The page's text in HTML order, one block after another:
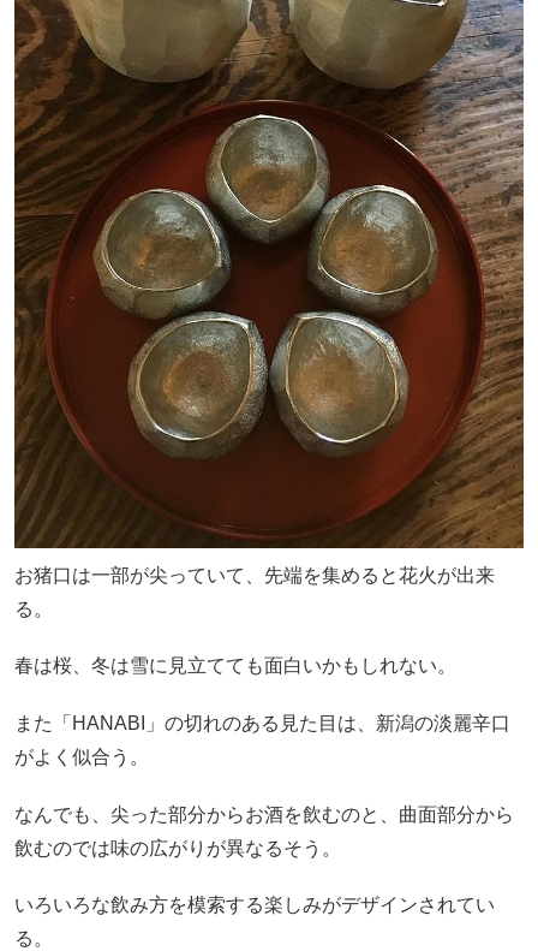
お猪口は一部が尖っていて、先端を集めると花火が出来
る。
春は桜、冬は雪に見立てても面白いかもしれない。
また「HANABI」の切れのある見た目は、新潟の淡麗辛口
がよく似合う。
なんでも、尖った部分からお酒を飲むのと、曲面部分から
飲むのでは味の広がりが異なるそう。
いろいろな飲み方を模索する楽しみがデザインされてい
る。